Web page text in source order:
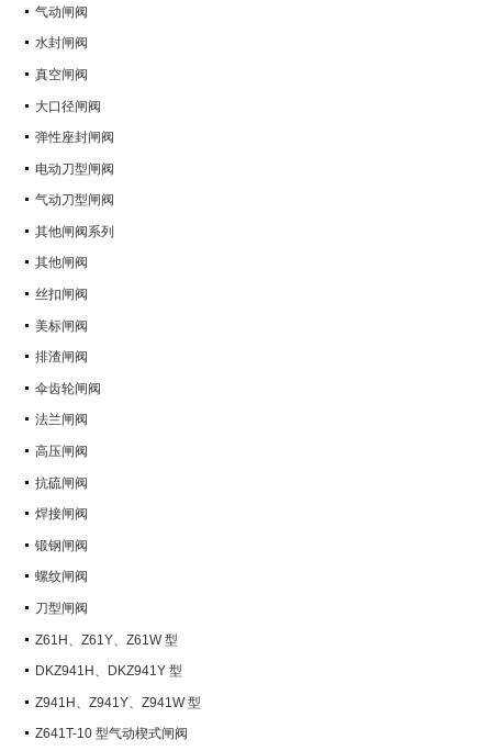
气动闸阀
水封闸阀
真空闸阀
大口径闸阀
弹性座封闸阀
电动刀型闸阀
气动刀型闸阀
其他闸阀系列
其他闸阀
丝扣闸阀
美标闸阀
排渣闸阀
伞齿轮闸阀
法兰闸阀
高压闸阀
抗硫闸阀
焊接闸阀
锻钢闸阀
螺纹闸阀
刀型闸阀
Z61H、Z61Y、Z61W 型
PN100~PN160 承插焊楔式闸阀
DKZ941H、DKZ941Y 型
PN10~PN100 钢制真空闸阀
Z941H、Z941Y、Z941W 型
PN100~PN200 钢制电动楔式闸阀
Z641T-10 型气动楔式闸阀